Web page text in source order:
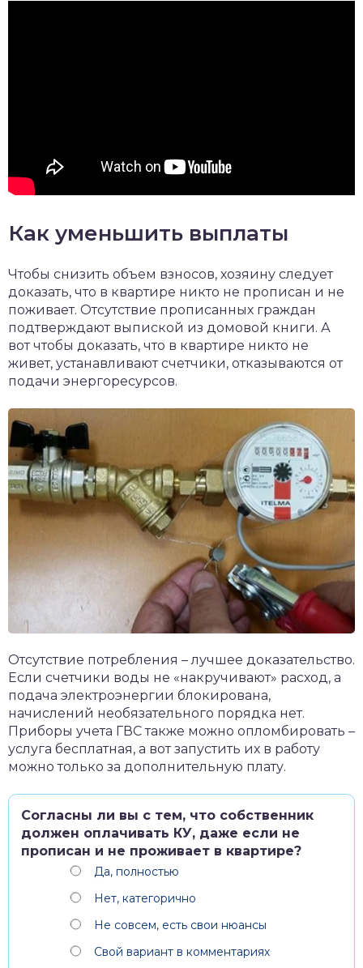
Как уменьшить выплаты
Чтобы снизить объем взносов, хозяину следует
доказать, что в квартире никто не прописан и не
поживает. Отсутствие прописанных граждан
подтверждают выпиской из домовой книги. А
вот чтобы доказать, что в квартире никто не
живет, устанавливают счетчики, отказываются от
подачи энергоресурсов.
Отсутствие потребления – лучшее доказательство.
Если счетчики воды не «накручивают» расход, а
подача электроэнергии блокирована,
начислений необязательного порядка нет.
Приборы учета ГВС также можно опломбировать –
услуга бесплатная, а вот запустить их в работу
можно только за дополнительную плату.
Согласны ли вы с тем, что собственник
должен оплачивать КУ, даже если не
прописан и не проживает в квартире?
Да, полностью
Нет, категорично
Не совсем, есть свои нюансы
Свой вариант в комментариях